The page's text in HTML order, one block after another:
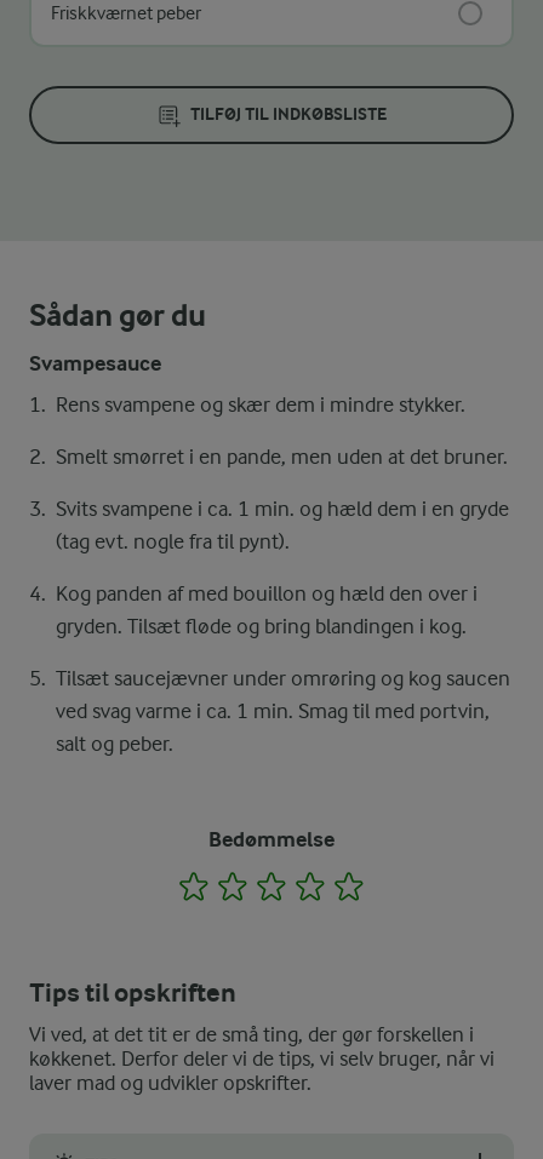
Friskkværnet peber
TILFØJ TIL INDKØBSLISTE
Sådan gør du
Svampesauce
Rens svampene og skær dem i mindre stykker.
Smelt smørret i en pande, men uden at det bruner.
Svits svampene i ca. 1 min. og hæld dem i en gryde
(tag evt. nogle fra til pynt).
Kog panden af med bouillon og hæld den over i
gryden. Tilsæt fløde og bring blandingen i kog.
Tilsæt saucejævner under omrøring og kog saucen
ved svag varme i ca. 1 min. Smag til med portvin,
salt og peber.
Bedømmelse
1 2 3 4
Tips til opskriften
Vi ved, at det tit er de små ting, der gør forskellen i
køkkenet. Derfor deler vi de tips, vi selv bruger, når vi
laver mad og udvikler opskrifter.